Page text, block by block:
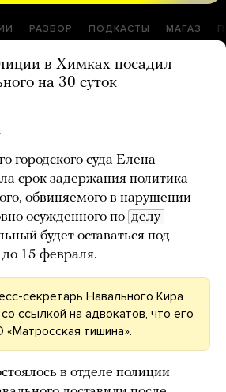
РАЗБОР ПОДКАСТЫ МАГАЗ
в Химках посадил
на 30 суток
городского суда Елена
срок задержания политика
обвиняемого в нарушении
осужденного по делу
будет оставаться под
до 15 февраля.
секретарь Навального Кира
со ссылкой на адвокатов, что его
тишина».
в отделе полиции